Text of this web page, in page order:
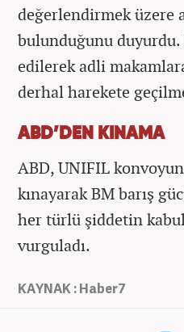
değerlendirmek üzere
bulunduğunu
edilerek adli
derhal harekete
ABD’DEN KINAMA
ABD, UNIFIL
kınayarak BM barış
her türlü şiddetin
vurguladı.
KAYNAK : Haber7